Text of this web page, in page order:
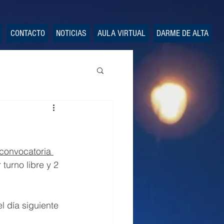
CONTACTO NOTICIAS AULA VIRTUAL DARME DE ALTA
libre y 2
día siguiente